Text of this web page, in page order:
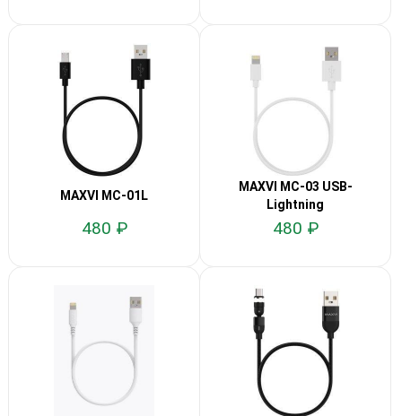
MAXVI MC-01L
480 ₽
MAXVI MC-03 USB-
Lightning
480 ₽